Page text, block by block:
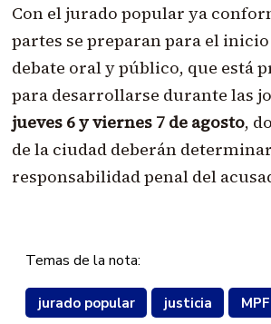
Con el jurado popular ya
partes se preparan para el
debate oral y público, que está
para desarrollarse durante las
jueves 6 y viernes 7 de agosto,
de la ciudad deberán
responsabilidad penal del
Temas de la nota:
jurado popular justicia MPF